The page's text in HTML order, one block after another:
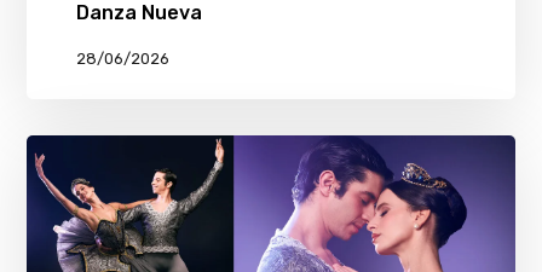
Danza Nueva
28/06/2026